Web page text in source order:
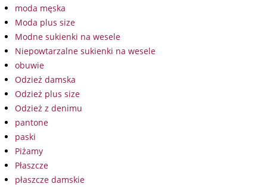
moda męska
Moda plus size
Modne sukienki na wesele
Niepowtarzalne sukienki na wesele
obuwie
Odzież damska
Odzież plus size
Odzież z denimu
pantone
paski
Piżamy
Płaszcze
płaszcze damskie